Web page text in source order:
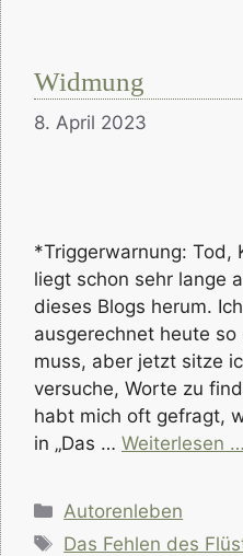
Widmung
8. April 2023
*Triggerwarnung: Tod,
liegt schon sehr lange
dieses Blogs herum.
ausgerechnet heute
muss, aber jetzt sitze
versuche, Worte zu
habt mich oft gefragt,
in „Das … Weiterlesen …
Kategorien
Autorenleben
Schlagwörter
Das Fehlen des